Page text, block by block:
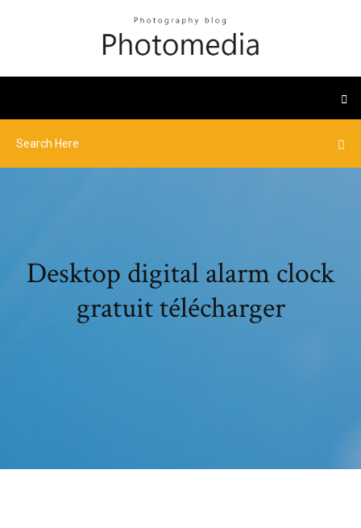
Desktop digital alarm clock
gratuit télécharger